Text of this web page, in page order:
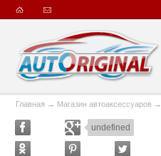
Главная → Магазин автоаксессуаров →
undefined